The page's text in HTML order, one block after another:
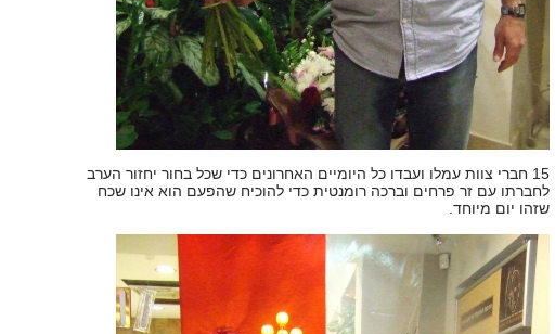
15 חברי צוות עמלו ועבדו כל היומיים האחרונים כדי שכל בחור יחזור הערב
לחברתו עם זר פרחים וברכה רומנטית כדי להוכיח שהפעם הוא אינו שכח
שזהו יום מיוחד.